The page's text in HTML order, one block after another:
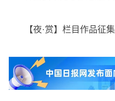
【夜·赏】栏目作品征集